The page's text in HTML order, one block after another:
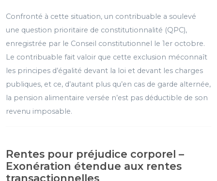
Confronté à cette situation, un contribuable a soulevé
une question prioritaire de constitutionnalité (QPC),
enregistrée par le Conseil constitutionnel le 1er octobre.
Le contribuable fait valoir que cette exclusion méconnaît
les principes d’égalité devant la loi et devant les charges
publiques, et ce, d’autant plus qu’en cas de garde alternée,
la pension alimentaire versée n’est pas déductible de son
revenu imposable.
Rentes pour préjudice corporel –
Exonération étendue aux rentes
transactionnelles